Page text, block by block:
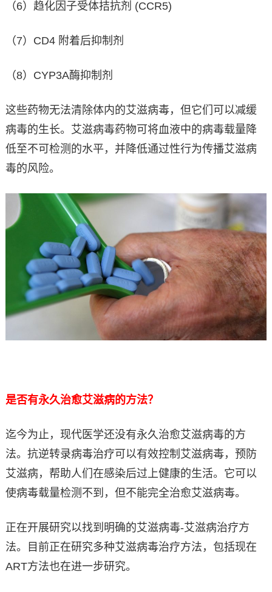
（6）趋化因子受体拮抗剂 (CCR5)
（7）CD4 附着后抑制剂
（8）CYP3A酶抑制剂
这些药物无法清除体内的艾滋病毒，但它们可以减缓
病毒的生长。艾滋病毒药物可将血液中的病毒载量降
低至不可检测的水平，并降低通过性行为传播艾滋病
毒的风险。
是否有永久治愈艾滋病的方法？
迄今为止，现代医学还没有永久治愈艾滋病毒的方
法。抗逆转录病毒治疗可以有效控制艾滋病毒，预防
艾滋病，帮助人们在感染后过上健康的生活。它可以
使病毒载量检测不到，但不能完全治愈艾滋病毒。
正在开展研究以找到明确的艾滋病毒-艾滋病治疗方
法。目前正在研究多种艾滋病毒治疗方法，包括现在
ART方法也在进一步研究。